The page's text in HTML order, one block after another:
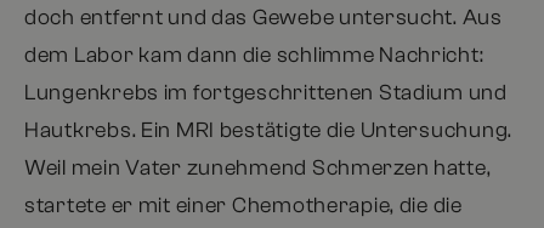
doch entfernt und das Gewebe untersucht. Aus
dem Labor kam dann die schlimme Nachricht:
Lungenkrebs im fortgeschrittenen Stadium und
Hautkrebs. Ein MRI bestätigte die Untersuchung.
Weil mein Vater zunehmend Schmerzen hatte,
startete er mit einer Chemotherapie, die die